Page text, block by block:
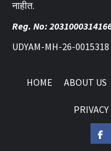
नाहीत.
Reg. No:
UDYAM-MH-26-0015318
HOME ABOUT US